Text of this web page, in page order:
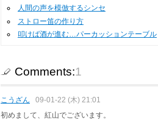
人間の声を模倣するシンセ
ストロー笛の作り方
叩けば酒が進む…パーカッションテーブル
Comments:1
こうざん
09-01-22 (木) 21:01
初めまして、紅山でございます。